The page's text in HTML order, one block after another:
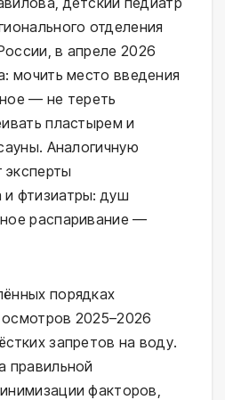
отделения
в апреле 2026
мочить место введения
— не тереть
пластырем и
Аналогичную
и фтизиатры: душ
распаривание —
порядках
2025–2026
запретов на воду.
правильной
факторов,